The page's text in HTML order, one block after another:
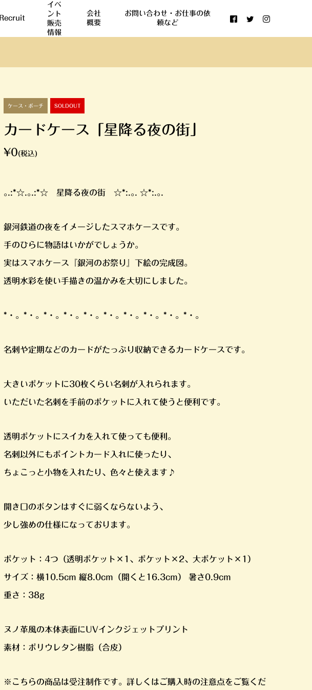
Recruit
イベ
ント
販売
情報
会社
概要
お問い合わせ・お仕事の依
頼など
ケース・ポーチ SOLDOUT
カードケース「星降る夜の街」
¥0(税込)
｡.:*☆.｡.:*☆ 星降る夜の街 ☆*:.｡. ☆*:.｡.
銀河鉄道の夜をイメージしたスマホケースです。
手のひらに物語はいかがでしょうか。
実はスマホケース『銀河のお祭り』下絵の完成図。
透明水彩を使い手描きの温かみを大切にしました。
*・。*・。*・。*・。*・。*・。*・。*・。*・。*・。
名刺や定期などのカードがたっぷり収納できるカードケースです。
大きいポケットに30枚くらい名刺が入れられます。
いただいた名刺を手前のポケットに入れて使うと便利です。
透明ポケットにスイカを入れて使っても便利。
名刺以外にもポイントカード入れに使ったり、
ちょこっと小物を入れたり、色々と使えます♪
開き口のボタンはすぐに弱くならないよう、
少し強めの仕様になっております。
ポケット：4つ（透明ポケット×1、ポケット×2、大ポケット×1）
サイズ：横10.5cm 縦8.0cm（開くと16.3cm） 暑さ0.9cm
重さ：38g
ヌノ革風の本体表面にUVインクジェットプリント
素材：ポリウレタン樹脂（合皮）
※こちらの商品は受注制作です。詳しくはご購入時の注意点をご覧くだ